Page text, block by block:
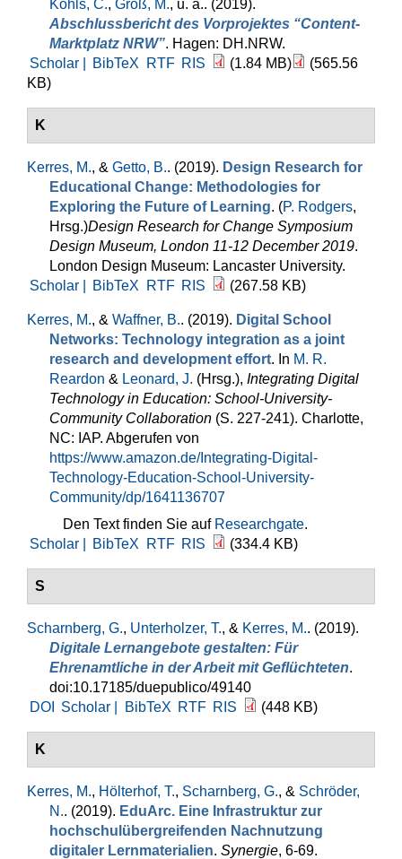
Kohls, C., Groß, M., u. a.. (2019).
Abschlussbericht des Vorprojektes “Content-
Marktplatz NRW”. Hagen: DH.NRW.
Scholar |
BibTeX RTF RIS (1.84 MB)
(565.56
KB)
K
Kerres, M., & Getto, B.. (2019). Design Research for
Educational Change: Methodologies for
Exploring the Future of Learning. (P. Rodgers,
Hrsg.)Design Research for Change Symposium
Design Museum, London 11-12 December 2019.
London Design Museum: Lancaster University.
Scholar |
BibTeX RTF RIS (267.58 KB)
Kerres, M., & Waffner, B.. (2019). Digital School
Networks: Technology integration as a joint
research and development effort. In M. R.
Reardon & Leonard, J. (Hrsg.), Integrating Digital
Technology in Education: School-University-
Community Collaboration (S. 227-241). Charlotte,
NC: IAP. Abgerufen von
https://www.amazon.de/Integrating-Digital-
Technology-Education-School-University-
Community/dp/1641136707
Den Text finden Sie auf Researchgate.
Scholar |
BibTeX RTF RIS (334.4 KB)
S
Scharnberg, G., Unterholzer, T., & Kerres, M.. (2019).
Digitale Lernangebote gestalten: Für
Ehrenamtliche in der Arbeit mit Geflüchteten.
doi:10.17185/duepublico/49140
DOI
Scholar | BibTeX RTF RIS (448 KB)
K
Kerres, M., Hölterhof, T., Scharnberg, G., & Schröder,
N.. (2019). EduArc. Eine Infrastruktur zur
hochschulübergreifenden Nachnutzung
digitaler Lernmaterialien. Synergie, 6-69.